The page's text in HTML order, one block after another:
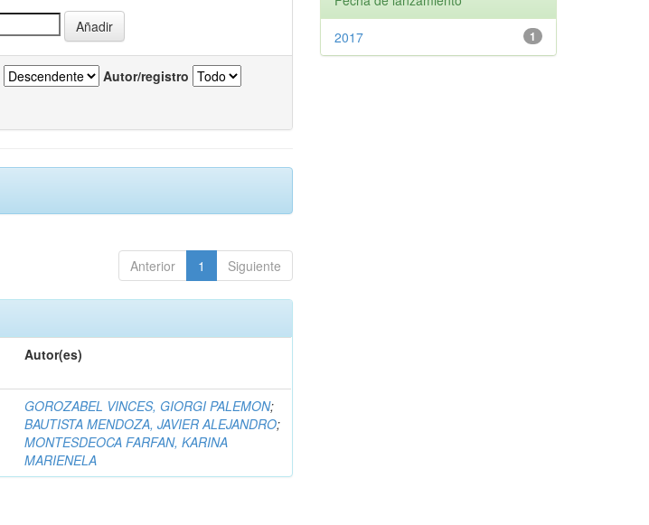
Autor/registro
Anterior 1 Siguiente
Autor(es)
GOROZABEL VINCES, GIORGI PALEMON;
BAUTISTA MENDOZA, JAVIER ALEJANDRO;
MONTESDEOCA FARFAN, KARINA
MARIENELA
1
2017